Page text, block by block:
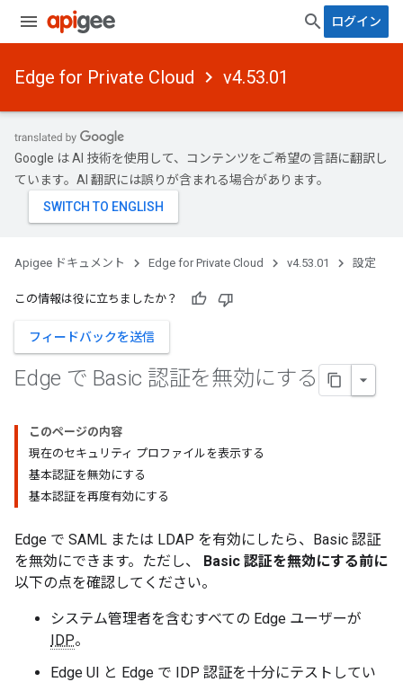
ログイン
Edge for Private Cloud v4.53.01
Google は AI 技術を使用して、コンテンツをご希望の言語に翻訳し
ています。AI 翻訳には誤りが含まれる場合があります。
Apigee ドキュメント Edge for Private Cloud v4.53.01 設定
この情報は役に立ちましたか？
フィードバックを送信
Edge で Basic 認証を無効にする
このページの内容
現在のセキュリティ プロファイルを表示する
基本認証を無効にする
基本認証を再度有効にする
Edge で SAML または LDAP を有効にしたら、Basic 認証
を無効にできます。ただし、 Basic 認証を無効にする前に
以下の点を確認してください。
システム管理者を含むすべての Edge ユーザーが
IDP。
Edge UI と Edge で IDP 認証を十分にテストしてい